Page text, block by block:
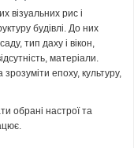
візуальних рис і
будівлі. До них
тип даху і вікон,
матеріали.
епоху, культуру,
обрані настрої та